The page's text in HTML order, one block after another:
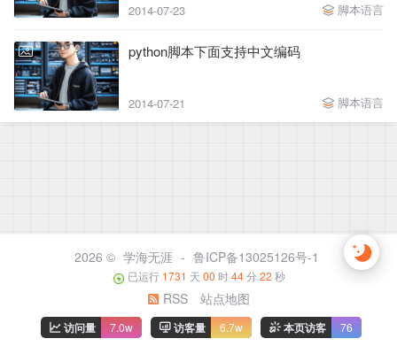
2014-07-23 脚本语言
python脚本下面支持中文编码
2014-07-21 脚本语言
2026 © 学海无涯 - 鲁ICP备13025126号-1
已运行 1731 天 00 时44分 23 秒
RSS 站点地图
访问量 7.0w 访客量 6.7w 本页访客 76